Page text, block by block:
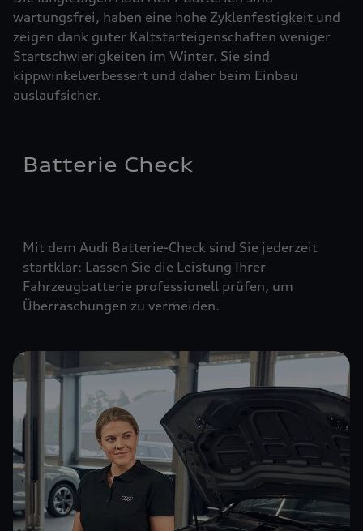
wartungsfrei, haben eine hohe Zyklenfestigkeit und
zeigen dank guter Kaltstarteigenschaften weniger
Startschwierigkeiten im Winter. Sie sind
kippwinkelverbessert und daher beim Einbau
auslaufsicher.
Batterie Check
Mit dem Audi Batterie-Check sind Sie jederzeit
startklar: Lassen Sie die Leistung Ihrer
Fahrzeugbatterie professionell prüfen, um
Überraschungen zu vermeiden.